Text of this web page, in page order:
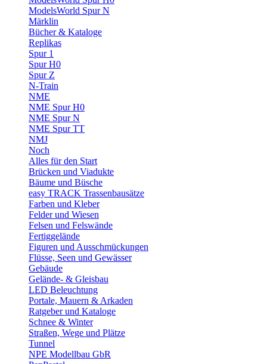
ModelsWorld Spur N
Märklin
Bücher & Kataloge
Replikas
Spur 1
Spur H0
Spur Z
N-Train
NME
NME Spur H0
NME Spur N
NME Spur TT
NMJ
Noch
Alles für den Start
Brücken und Viadukte
Bäume und Büsche
easy TRACK Trassenbausätze
Farben und Kleber
Felder und Wiesen
Felsen und Felswände
Fertiggelände
Figuren und Ausschmückungen
Flüsse, Seen und Gewässer
Gebäude
Gelände- & Gleisbau
LED Beleuchtung
Portale, Mauern & Arkaden
Ratgeber und Kataloge
Schnee & Winter
Straßen, Wege und Plätze
Tunnel
NPE Modellbau GbR